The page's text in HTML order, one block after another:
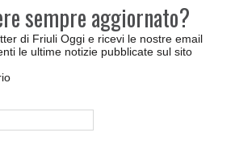
sempre aggiornato?
di Friuli Oggi e ricevi le nostre email
le ultime notizie pubblicate sul sito